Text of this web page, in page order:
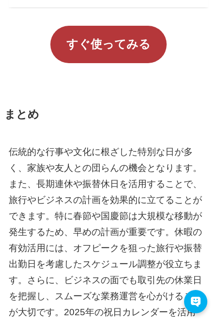
すぐ使ってみる
まとめ
伝統的な行事や文化に根ざした特別な日が多
く、家族や友人との団らんの機会となります。
また、長期連休や振替休日を活用することで、
旅行やビジネスの計画を効果的に立てることが
できます。特に春節や国慶節は大規模な移動が
発生するため、早めの計画が重要です。休暇の
有効活用には、オフピークを狙った旅行や振替
出勤日を考慮したスケジュール調整が役立ちま
す。さらに、ビジネスの面でも取引先の休業日
を把握し、スムーズな業務運営を心がけること
が大切です。2025年の祝日カレンダーを活用